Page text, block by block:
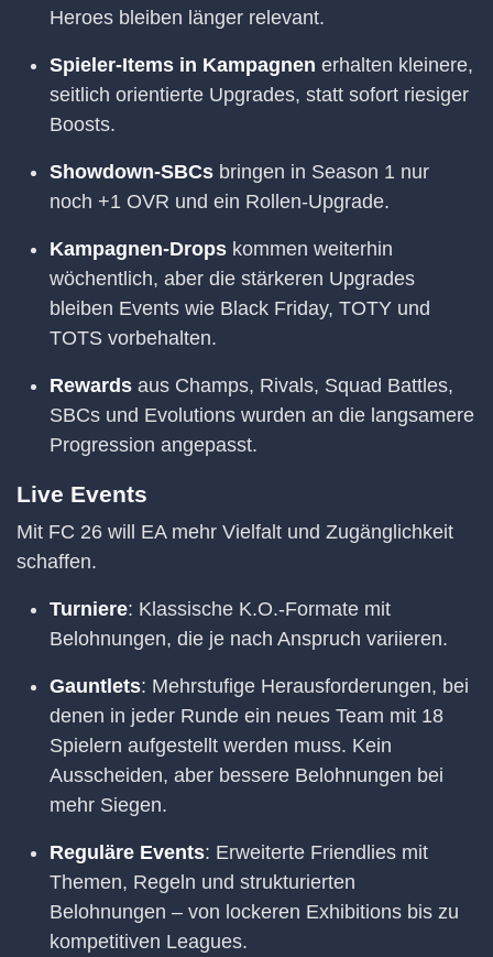
Heroes bleiben länger relevant.
Spieler-Items in Kampagnen erhalten kleinere,
seitlich orientierte Upgrades, statt sofort riesiger
Boosts.
Showdown-SBCs bringen in Season 1 nur
noch +1 OVR und ein Rollen-Upgrade.
Kampagnen-Drops kommen weiterhin
wöchentlich, aber die stärkeren Upgrades
bleiben Events wie Black Friday, TOTY und
TOTS vorbehalten.
Rewards aus Champs, Rivals, Squad Battles,
SBCs und Evolutions wurden an die langsamere
Progression angepasst.
Live Events
Mit FC 26 will EA mehr Vielfalt und Zugänglichkeit
schaffen.
Turniere: Klassische K.O.-Formate mit
Belohnungen, die je nach Anspruch variieren.
Gauntlets: Mehrstufige Herausforderungen, bei
denen in jeder Runde ein neues Team mit 18
Spielern aufgestellt werden muss. Kein
Ausscheiden, aber bessere Belohnungen bei
mehr Siegen.
Reguläre Events: Erweiterte Friendlies mit
Themen, Regeln und strukturierten
Belohnungen – von lockeren Exhibitions bis zu
kompetitiven Leagues.